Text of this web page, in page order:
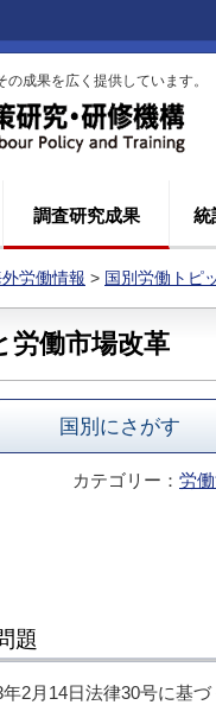
成果を広く提供しています。
調査研究成果 統
労働情報 > 国別労働トピ
労働市場改革
国別にさがす
カテゴリー： 労
題
2月14日法律30号に基